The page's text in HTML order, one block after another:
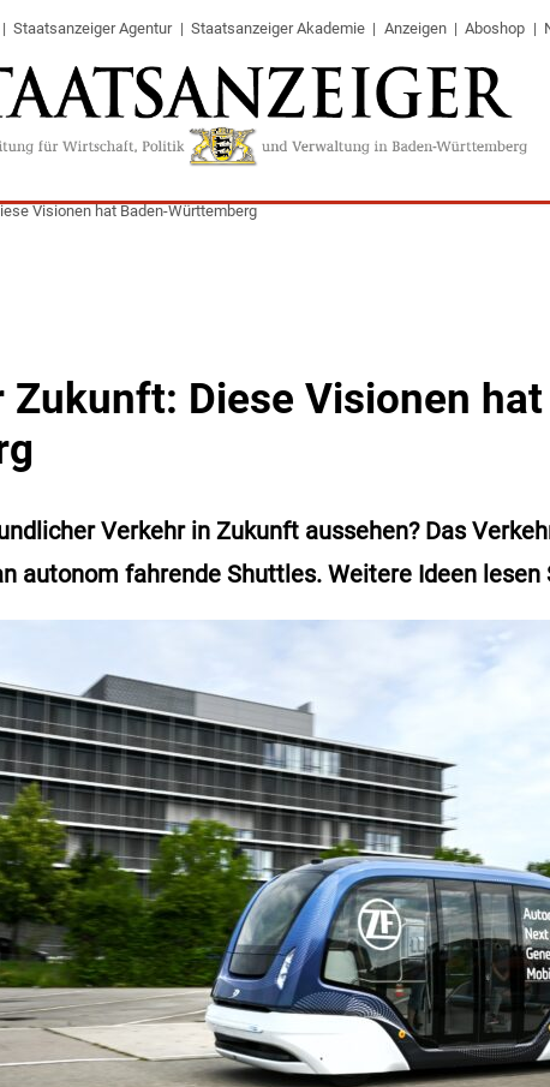
Staatsanzeiger Agentur Staatsanzeiger Akademie Anzeigen Aboshop
Visionen hat Baden-Württemberg
Zukunft: Diese Visionen
Verkehr in Zukunft aussehen? Das
autonom fahrende Shuttles. Weitere Ideen lesen